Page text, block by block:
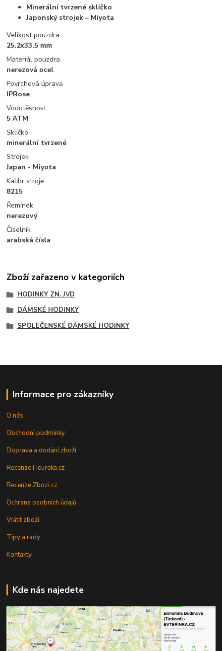
Minerální tvrzené sklíčko
Japonský strojek – Miyota
Velikost pouzdra
25,2x33,5 mm
Materiál pouzdra
nerezová ocel
Povrchová úprava
IPRose
Vodotěsnost
5 ATM
Sklíčko
minerální tvrzené
Strojek
Japan - Miyota
Kalibr stroje
8215
Řemínek
nerezový
Číselník
arabská čísla
Zboží zařazeno v kategoriích
HODINKY ZN. JVD
DÁMSKÉ HODINKY
SPOLEČENSKÉ DÁMSKÉ HODINKY
Informace pro zákazníky
O nás
Obchodní podmínky
Doprava a dodání zboží
Recenze Heureka.cz
Recenze Zbozi.cz
Ochrana osobních údajů
Vrátit zboží
Tipy a rady
Kontakty
Kde nás najedete